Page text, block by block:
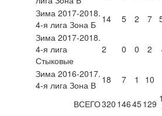
Зима 2017-2018.
4-я лига Зона Б 14 5 2 7
Зима 2017-2018.
4-я лига
Стыковые
2 0 0 2
Зима 2016-2017.
4-я лига Зона В 18 7 1 10
ВСЕГО320 14645129